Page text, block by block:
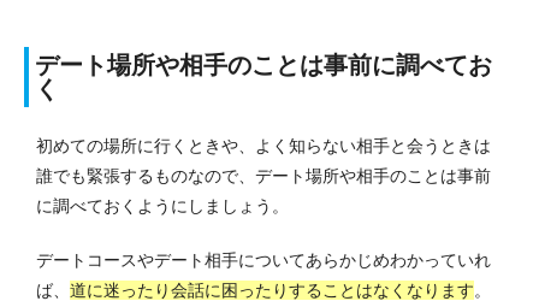
デート場所や相手のことは事前に調べてお
く
初めての場所に行くときや、よく知らない相手と会うときは
誰でも緊張するものなので、デート場所や相手のことは事前
に調べておくようにしましょう。
デートコースやデート相手についてあらかじめわかっていれ
ば、 道に迷ったり会話に困ったりすることはなくなります。